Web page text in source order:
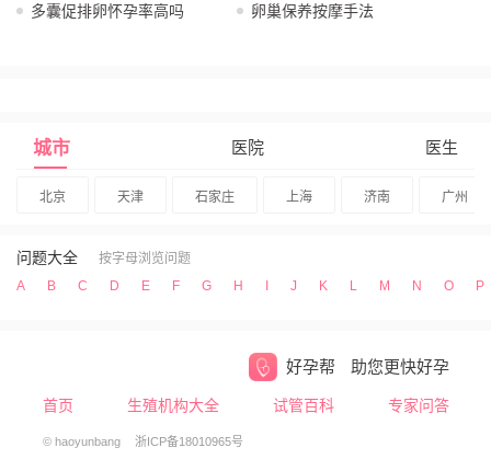
多囊促排卵怀孕率高吗
卵巢保养按摩手法
城市 医院 医生
北京 天津 石家庄 上海 济南 广州
问题大全
按字母浏览问题
A
B C D E F G H I J K L M N O P
好孕帮 助您更快好孕
首页 生殖机构大全 试管百科 专家问答
© haoyunbang 浙ICP备18010965号